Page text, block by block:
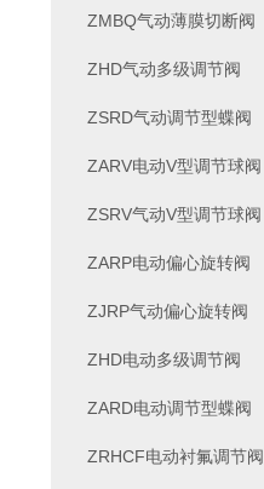
ZMBQ气动薄膜切断阀
ZHD气动多级调节阀
ZSRD气动调节型蝶阀
ZARV电动V型调节球阀
ZSRV气动V型调节球阀
ZARP电动偏心旋转阀
ZJRP气动偏心旋转阀
ZHD电动多级调节阀
ZARD电动调节型蝶阀
ZRHCF电动衬氟调节阀